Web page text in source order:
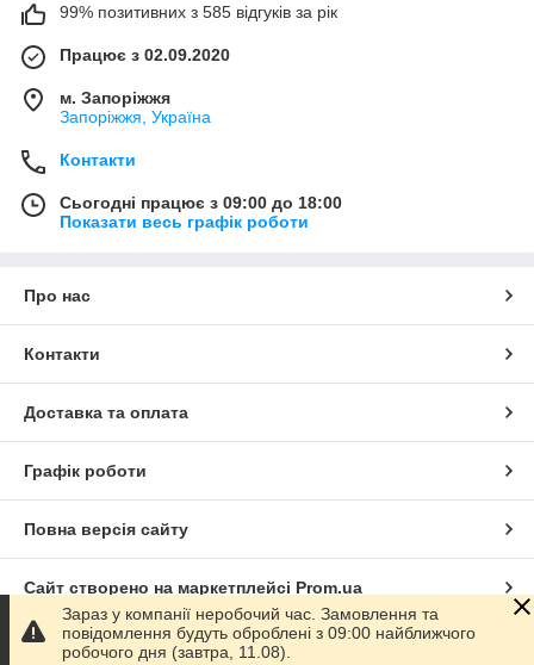
99% позитивних з 585 відгуків за рік
Працює з 02.09.2020
м. Запоріжжя
Запоріжжя, Україна
Контакти
Сьогодні працює з 09:00 до 18:00
Показати весь графік роботи
Про нас
Контакти
Доставка та оплата
Графік роботи
Повна версія сайту
Сайт створено на маркетплейсі Prom.ua
Політика конфіденційності
Зараз у компанії неробочий час. Замовлення та
повідомлення будуть оброблені з 09:00 найближчого
робочого дня (завтра, 11.08).